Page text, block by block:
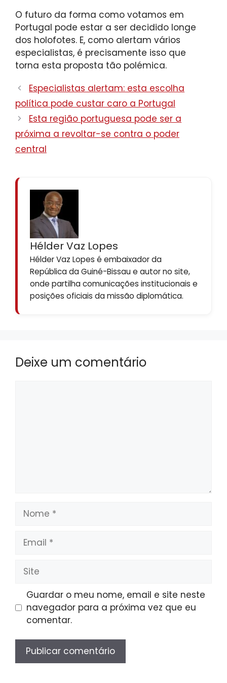
O futuro da forma como votamos em
Portugal pode estar a ser decidido longe
dos holofotes. E, como alertam vários
especialistas, é precisamente isso que
torna esta proposta tão polémica.
Especialistas alertam: esta escolha
política pode custar caro a Portugal
Esta região portuguesa pode ser a
próxima a revoltar-se contra o poder
central
Hélder Vaz Lopes
Hélder Vaz Lopes é embaixador da
República da Guiné-Bissau e autor no site,
onde partilha comunicações institucionais e
posições oficiais da missão diplomática.
Deixe um comentário
Nome
Email
Site
Guardar o meu nome, email e site neste
navegador para a próxima vez que eu
comentar.